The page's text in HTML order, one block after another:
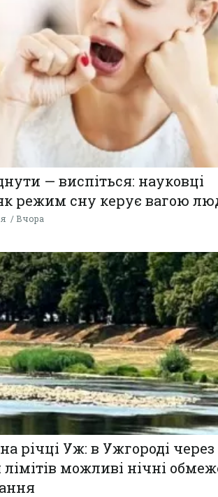
— виспіться: науковці
режим сну керує вагою
Вчора
річці Уж: в Ужгороді через
можливі нічні